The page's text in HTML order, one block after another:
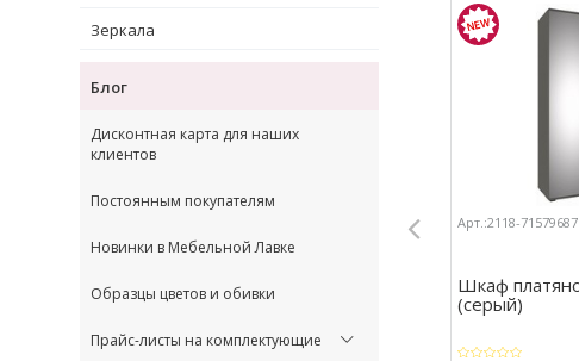
Зеркала
Блог
Дисконтная карта для наших
клиентов
Постоянным покупателям
Новинки в Мебельной Лавке
Образцы цветов и обивки
Прайс-листы на комплектующие
Арт.:2118-71579687
Шкаф
(серый)